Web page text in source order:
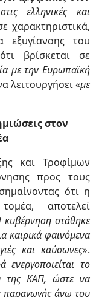
ελληνικές και
χαρακτηριστικά,
εξυγίανσης του
βρίσκεται σε
με την Ευρωπαϊκή
λειτουργήσει «με
στον
και Τροφίμων
προς τους
ότι η
αποτελεί
κυβέρνηση στάθηκε
καιρικά φαινόμενα
και καύσωνες».
το
της ΚΑΠ, ώστε να
παραγωγής άνω του